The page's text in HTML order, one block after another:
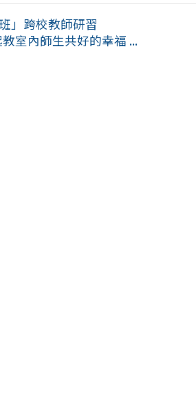
」跨校教師研習
室內師生共好的幸福 ...